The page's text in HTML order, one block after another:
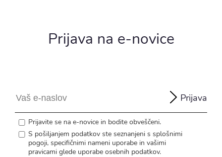
Prijava na e-novice
Prijava
Prijavite se na e-novice in bodite obveščeni.
S pošiljanjem podatkov ste seznanjeni s splošnimi
pogoji, specifičnimi nameni uporabe in vašimi
pravicami glede uporabe osebnih podatkov.